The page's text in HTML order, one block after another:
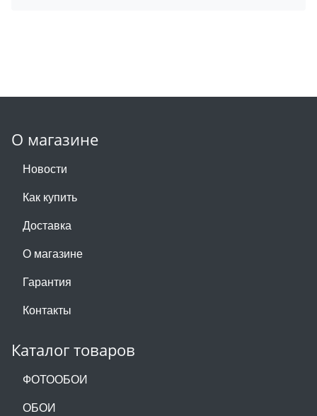
О магазине
Новости
Как купить
Доставка
О магазине
Гарантия
Контакты
Каталог товаров
ФОТООБОИ
ОБОИ